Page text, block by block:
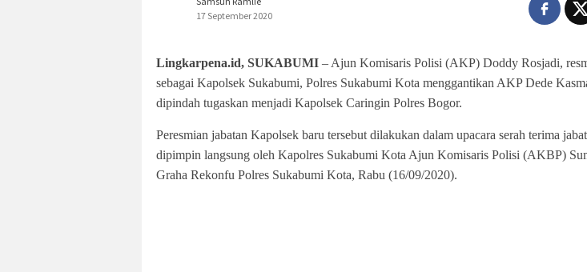
17 September 2020
Lingkarpena.id, SUKABUMI – Ajun Komisaris Polisi (AKP) Doddy Rosjadi,
sebagai Kapolsek Sukabumi, Polres Sukabumi Kota menggantikan AKP Dede
dipindah tugaskan menjadi Kapolsek Caringin Polres Bogor.
Peresmian jabatan Kapolsek baru tersebut dilakukan dalam upacara serah terima
dipimpin langsung oleh Kapolres Sukabumi Kota Ajun Komisaris Polisi (AKBP)
Graha Rekonfu Polres Sukabumi Kota, Rabu (16/09/2020).